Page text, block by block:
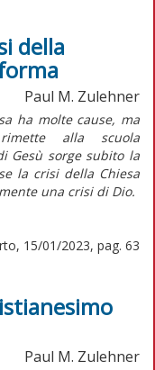
della
Paul M. Zulehner
ha molte cause, ma
alla scuola
Gesù sorge subito la
la crisi della Chiesa
una crisi di Dio.
15/01/2023, pag. 63
Paul M. Zulehner